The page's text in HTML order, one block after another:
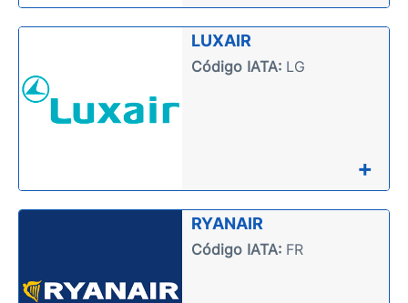
LUXAIR
Código IATA:LG
+
RYANAIR
Código IATA:FR